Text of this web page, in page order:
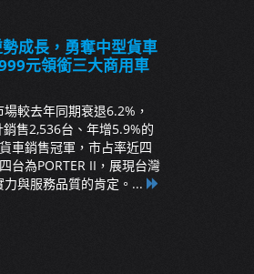
成長，勇奪中型貨車
元領銜三大商用車
較去年同期衰退6.2%，
售2,536台、年增5.9%的
車銷售冠軍，市占率近四
台為PORTER II，展現台灣
與服務品質的肯定。...